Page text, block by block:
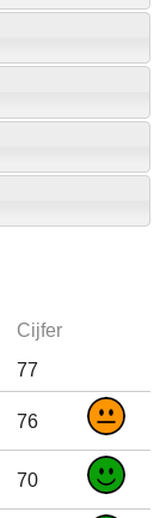
Cijfer
77
76
70